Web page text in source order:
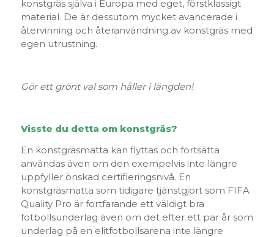
konstgräs själva i Europa med eget, förstklassigt
material. De är dessutom mycket avancerade i
återvinning och återanvändning av konstgräs med
egen utrustning.
Gör ett grönt val som håller i längden!
Visste du detta om konstgräs?
En konstgräsmatta kan flyttas och fortsätta
användas även om den exempelvis inte längre
uppfyller önskad certifieringsnivå. En
konstgräsmatta som tidigare tjänstgjort som FIFA
Quality Pro är fortfarande ett väldigt bra
fotbollsunderlag även om det efter ett par år som
underlag på en elitfotbollsarena inte längre